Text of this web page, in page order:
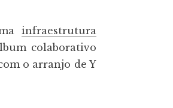
infraestrutura
colaborativo
o arranjo de Y